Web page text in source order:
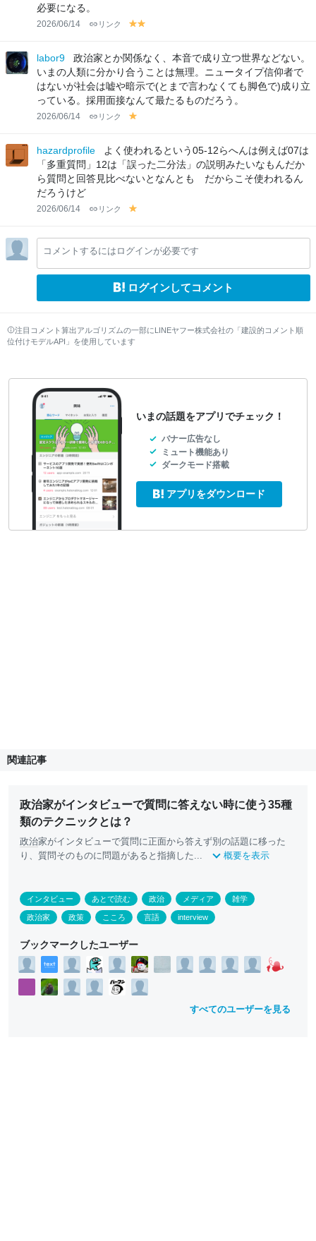
必要になる。
2026/06/14 リンク
y
lo
w
lo
w
labor9
政治家とか関係なく、本音で成り立つ世界などない。
いまの人類に分かり合うことは無理。ニュータイプ信仰者で
はないが社会は嘘や暗示で(とまで言わなくても脚色で)成り立
っている。採用面接なんて最たるものだろう。
2026/06/14 リンク
lo
w
hazardprofile
よく使われるという05-12らへんは例えば07は
「多重質問」12は「誤った二分法」の説明みたいなもんだか
ら質問と回答見比べないとなんとも だからこそ使われるん
だろうけど
2026/06/14 リンク
lo
w
コメントするにはログインが必要です
ログインしてコメント
注目コメント算出アルゴリズムの一部にLINEヤフー株式会社の「建設的コメント順
位付けモデルAPI」を使用しています
いまの話題をアプリでチェック！
バナー広告なし
ミュート機能あり
ダークモード搭載
アプリをダウンロード
関連記事
政治家がインタビューで質問に答えない時に使う35種
類のテクニックとは？
政治家がインタビューで質問に正面から答えず別の話題に移った
り、質問そのものに問題があると指摘した...
概要を表示
インタビュー あとで読む 政治 メディア 雑学
政治家 政策 こころ 言語 interview
ブックマークしたユーザー
すべてのユーザーを見る